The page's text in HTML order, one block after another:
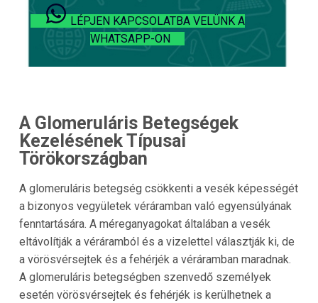
LÉPJEN KAPCSOLATBA VELÜNK A
WHATSAPP-ON
A Glomeruláris Betegségek
Kezelésének Típusai
Törökországban
A glomeruláris betegség csökkenti a vesék képességét
a bizonyos vegyületek véráramban való egyensúlyának
fenntartására. A méreganyagokat általában a vesék
eltávolítják a véráramból és a vizelettel választják ki, de
a vörösvérsejtek és a fehérjék a véráramban maradnak.
A glomeruláris betegségben szenvedő személyek
esetén vörösvérsejtek és fehérjék is kerülhetnek a